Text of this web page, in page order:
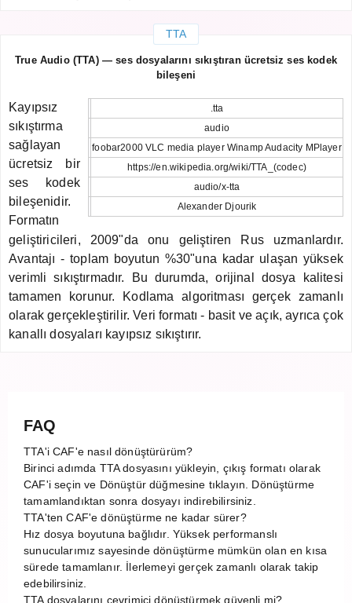
TTA
True Audio (TTA) — ses dosyalarını sıkıştıran ücretsiz ses kodek
bileşeni
.tta
audio
foobar2000 VLC media player Winamp Audacity MPlayer
https://en.wikipedia.org/wiki/TTA_(codec)
audio/x-tta
Alexander Djourik
Kayıpsız
sıkıştırma
sağlayan
ücretsiz bir
ses kodek
bileşenidir.
Formatın
geliştiricileri, 2009"da onu geliştiren Rus uzmanlardır.
Avantajı - toplam boyutun %30"una kadar ulaşan yüksek
verimli sıkıştırmadır. Bu durumda, orijinal dosya kalitesi
tamamen korunur. Kodlama algoritması gerçek zamanlı
olarak gerçekleştirilir. Veri formatı - basit ve açık, ayrıca çok
kanallı dosyaları kayıpsız sıkıştırır.
FAQ
TTA'i CAF'e nasıl dönüştürürüm?
Birinci adımda TTA dosyasını yükleyin, çıkış formatı olarak
CAF'i seçin ve Dönüştür düğmesine tıklayın. Dönüştürme
tamamlandıktan sonra dosyayı indirebilirsiniz.
TTA'ten CAF'e dönüştürme ne kadar sürer?
Hız dosya boyutuna bağlıdır. Yüksek performanslı
sunucularımız sayesinde dönüştürme mümkün olan en kısa
sürede tamamlanır. İlerlemeyi gerçek zamanlı olarak takip
edebilirsiniz.
TTA dosyalarını çevrimiçi dönüştürmek güvenli mi?